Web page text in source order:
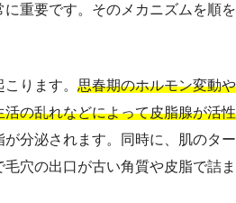
重要です。そのメカニズムを順を
ります。 思春期のホルモン変動や
の乱れなどによって皮脂腺が活性
分泌されます。同時に、肌のター
穴の出口が古い角質や皮脂で詰ま